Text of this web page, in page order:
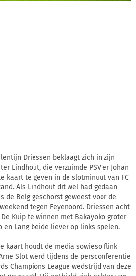
Driessen beklaagt zich in zijn
Lindhout, die verzuimde PSV'er Johan
kaart te geven in de slotminuut van FC
Als Lindhout dit wel had gedaan
de Belg geschorst geweest voor de
tegen Feyenoord. Driessen acht
Kuip te winnen met Bakayoko groter
en Lang beide liever op links spelen.
kaart houdt de media sowieso flink
Slot werd tijdens de persconferentie
Champions League wedstrijd van deze